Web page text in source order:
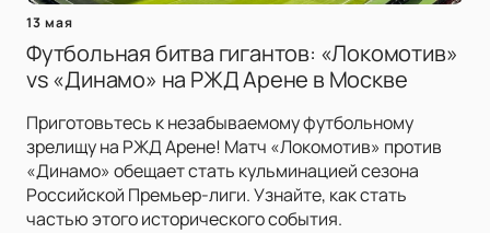
13 мая
Футбольная битва гигантов: «Локомотив»
vs «Динамо» на РЖД Арене в Москве
Приготовьтесь к незабываемому футбольному
зрелищу на РЖД Арене! Матч «Локомотив» против
«Динамо» обещает стать кульминацией сезона
Российской Премьер-лиги. Узнайте, как стать
частью этого исторического события.